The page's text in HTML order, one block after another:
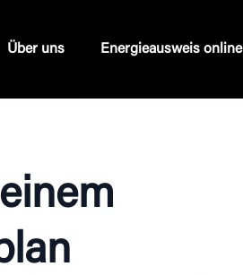
Über uns Energieausweis online